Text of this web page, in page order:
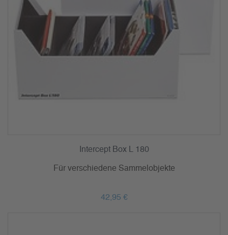
Intercept Box L 180
Für verschiedene Sammelobjekte
42,95 €